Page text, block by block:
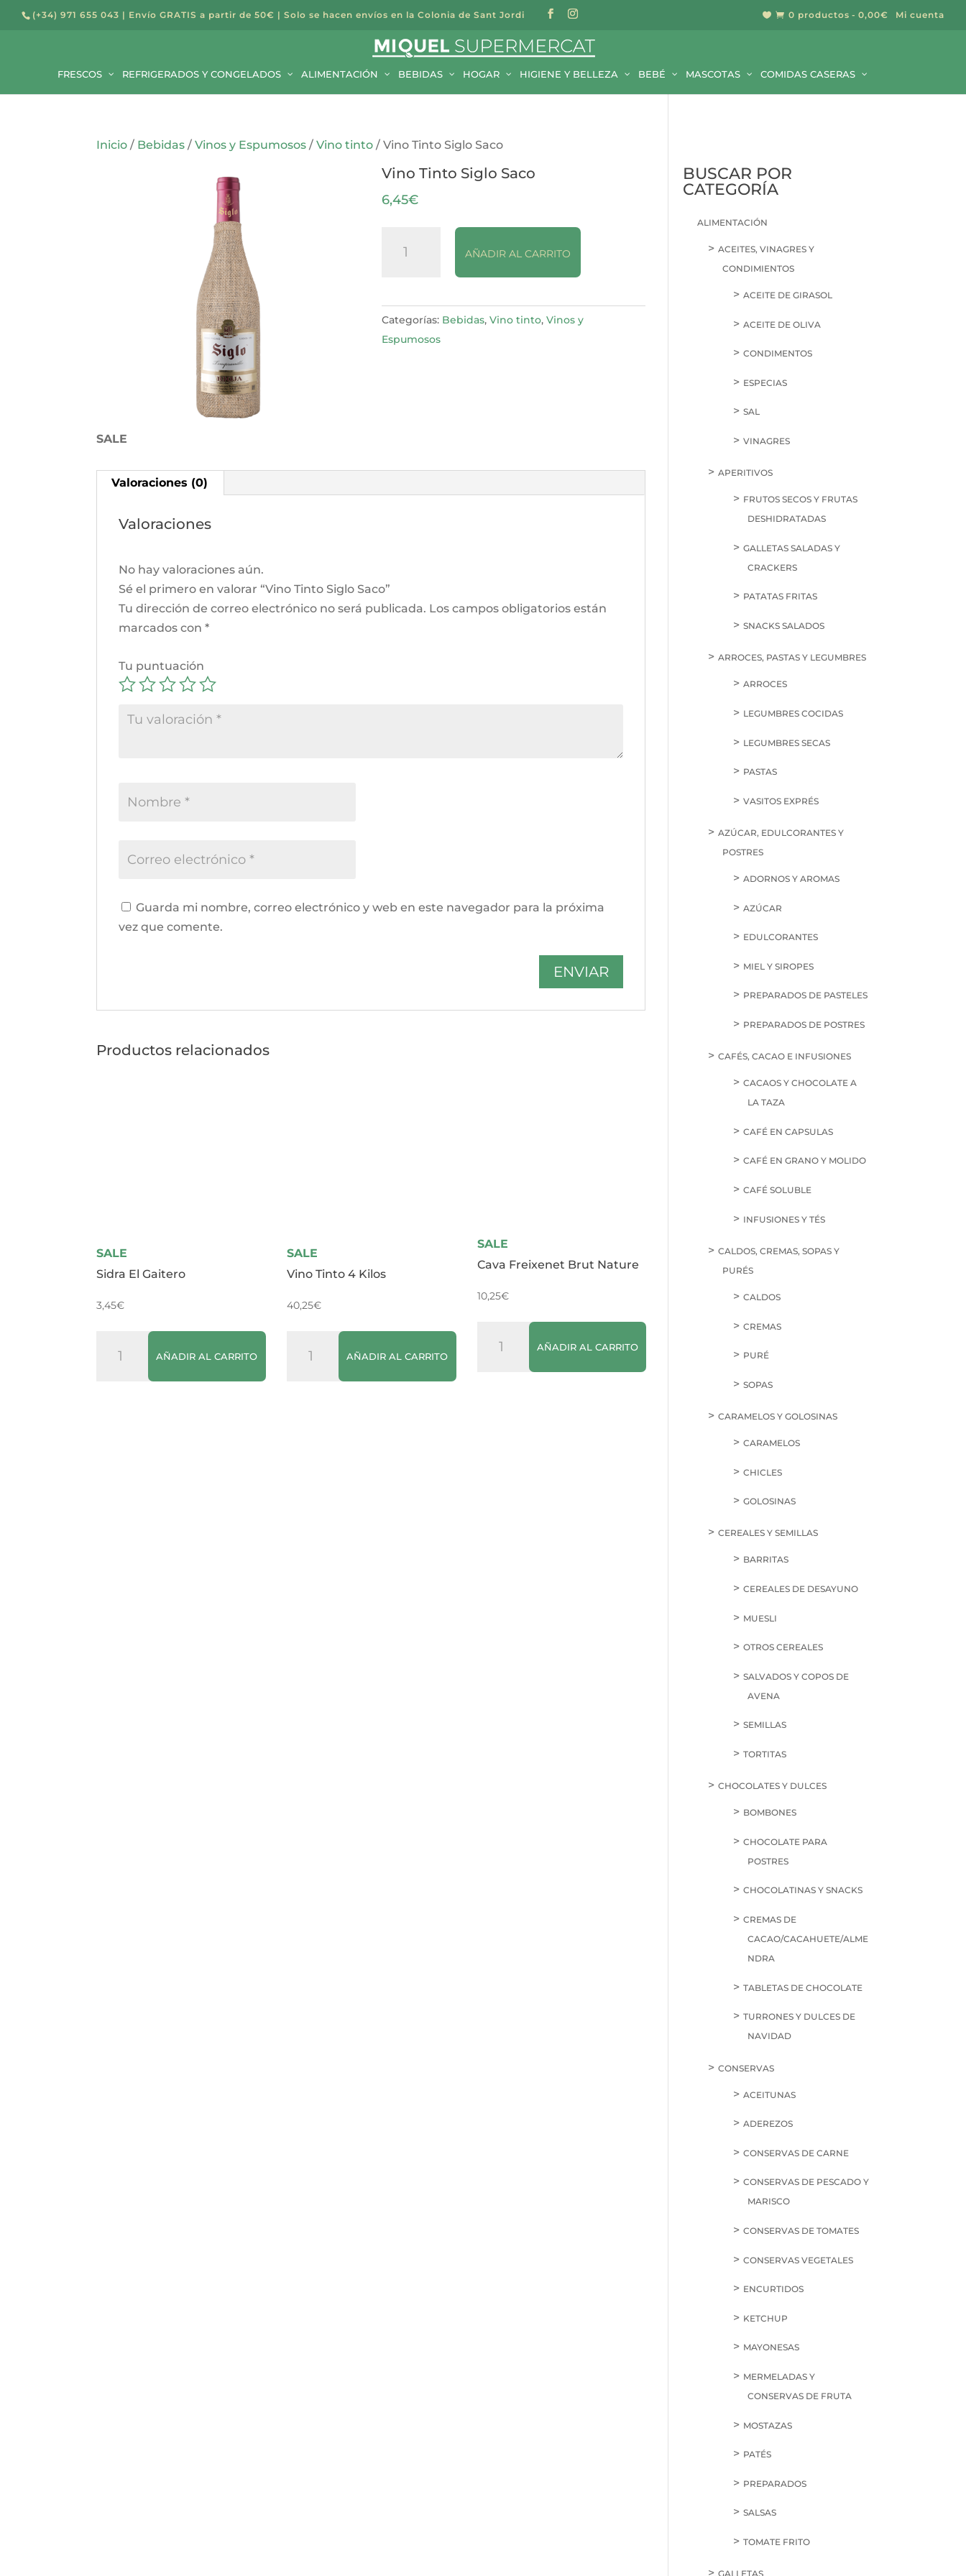
(+34) 971 655 043 | Envío GRATIS a partir de 50€ | Solo se hacen envíos en la Colonia de Sant Jordi Mi cuenta
  0 productos 0,00€
FRESCOS REFRIGERADOS Y CONGELADOS ALIMENTACIÓN BEBIDAS HOGAR HIGIENE Y BELLEZA BEBÉ MASCOTAS COMIDAS CASERAS
productos
Inicio / Bebidas /Vinos y Espumosos /Vino tinto / Vino Tinto Siglo Saco
SALE
Vino Tinto Siglo Saco
6,45€
Tinto
cantidad
AÑADIR AL CARRITO
Categorías: Bebidas,Vino tinto,Vinos y
Espumosos
Valoraciones (0)
Valoraciones
No hay valoraciones aún.
Sé el primero en valorar “Vino Tinto Siglo Saco”
Tu dirección de correo electrónico no será publicada. Los campos obligatorios están
marcados con*
Tu puntuación
Guarda mi nombre, correo electrónico y web en este navegador para la próxima
vez que comente.
Productos relacionados
SALE
Sidra El Gaitero
3,45€
AÑADIR AL CARRITO
SALE
Vino Tinto 4 Kilos
40,25€
Tinto
AÑADIR AL CARRITO
SALE
Cava Freixenet Brut Nature
10,25€
Freixenet
AÑADIR AL CARRITO
BUSCAR POR
CATEGORÍA
ALIMENTACIÓN
ACEITES, VINAGRES Y
CONDIMIENTOS
ACEITE DE GIRASOL
ACEITE DE OLIVA
CONDIMENTOS
ESPECIAS
SAL
VINAGRES
APERITIVOS
FRUTOS SECOS Y FRUTAS
DESHIDRATADAS
GALLETAS SALADAS Y
CRACKERS
PATATAS FRITAS
SNACKS SALADOS
ARROCES, PASTAS Y LEGUMBRES
ARROCES
LEGUMBRES COCIDAS
LEGUMBRES SECAS
PASTAS
VASITOS EXPRÉS
AZÚCAR, EDULCORANTES Y
POSTRES
ADORNOS Y AROMAS
AZÚCAR
EDULCORANTES
MIEL Y SIROPES
PREPARADOS DE PASTELES
PREPARADOS DE POSTRES
CAFÉS, CACAO E INFUSIONES
CACAOS Y CHOCOLATE A
LA TAZA
CAFÉ EN CAPSULAS
CAFÉ EN GRANO Y MOLIDO
CAFÉ SOLUBLE
INFUSIONES Y TÉS
CALDOS, CREMAS, SOPAS Y
PURÉS
CALDOS
CREMAS
PURÉ
SOPAS
CARAMELOS Y GOLOSINAS
CARAMELOS
CHICLES
GOLOSINAS
CEREALES Y SEMILLAS
BARRITAS
CEREALES DE DESAYUNO
MUESLI
OTROS CEREALES
SALVADOS Y COPOS DE
AVENA
SEMILLAS
TORTITAS
CHOCOLATES Y DULCES
BOMBONES
CHOCOLATE PARA
POSTRES
CHOCOLATINAS Y SNACKS
CREMAS DE
CACAO/CACAHUETE/ALME
NDRA
TABLETAS DE CHOCOLATE
TURRONES Y DULCES DE
NAVIDAD
CONSERVAS
ACEITUNAS
ADEREZOS
CONSERVAS DE CARNE
CONSERVAS DE PESCADO Y
MARISCO
CONSERVAS DE TOMATES
CONSERVAS VEGETALES
ENCURTIDOS
KETCHUP
MAYONESAS
MERMELADAS Y
CONSERVAS DE FRUTA
MOSTAZAS
PATÉS
PREPARADOS
SALSAS
TOMATE FRITO
GALLETAS